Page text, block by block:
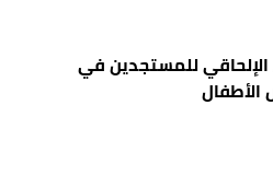
للمستجدين في
الأطفال